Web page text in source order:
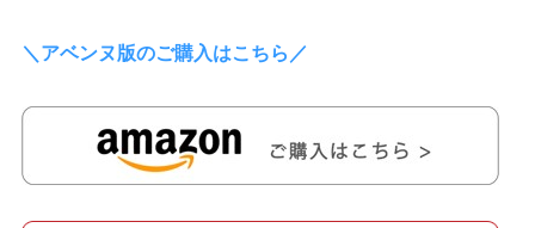
＼アベンヌ版のご購入はこちら／